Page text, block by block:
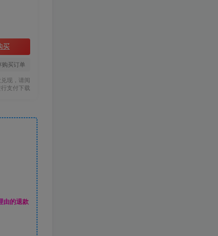
买
购买订单
现，请阅
支付下载
由的退款